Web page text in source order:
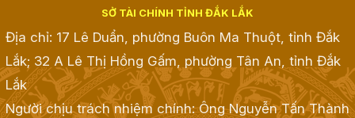
SỞ TÀI CHÍNH TỈNH ĐẮK LẮK
Địa chỉ: 17 Lê Duẩn, phường Buôn Ma Thuột, tỉnh Đắk
Lắk; 32 A Lê Thị Hồng Gấm, phường Tân An, tỉnh Đắk
Lắk
Người chịu trách nhiệm chính: Ông Nguyễn Tấn Thành